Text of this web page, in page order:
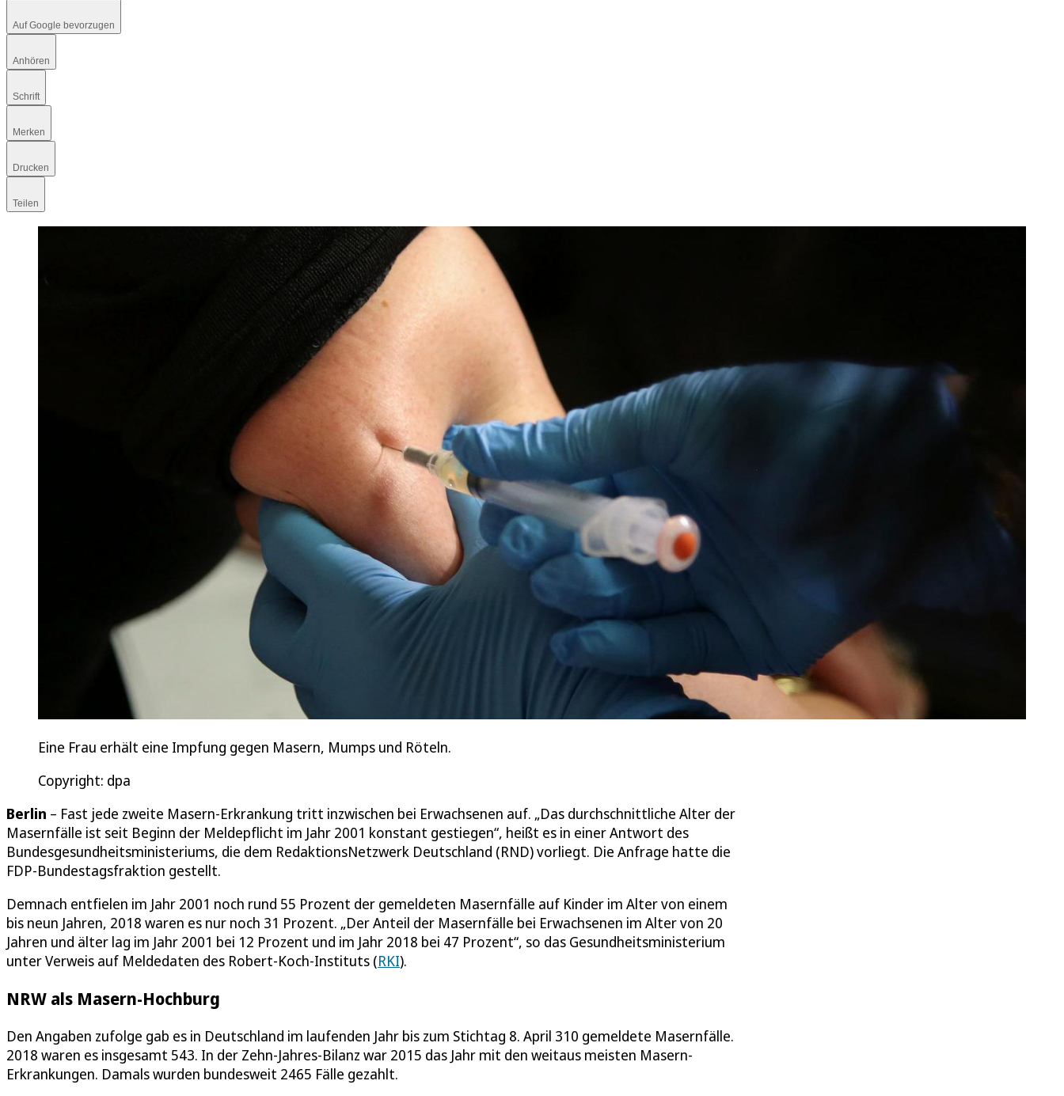
Auf Google bevorzugen
Anhören
Schrift
Merken
Drucken
Teilen
Eine Frau erhält eine Impfung gegen Masern, Mumps und Röteln.
Copyright: dpa
Berlin – Fast jede zweite Masern-Erkrankung tritt inzwischen bei Erwachsenen auf. „Das durchschnittliche Alter der
Masernfälle ist seit Beginn der Meldepflicht im Jahr 2001 konstant gestiegen“, heißt es in einer Antwort des
Bundesgesundheitsministeriums, die dem RedaktionsNetzwerk Deutschland (RND) vorliegt. Die Anfrage hatte die
FDP-Bundestagsfraktion gestellt.
Demnach entfielen im Jahr 2001 noch rund 55 Prozent der gemeldeten Masernfälle auf Kinder im Alter von einem
bis neun Jahren, 2018 waren es nur noch 31 Prozent. „Der Anteil der Masernfälle bei Erwachsenen im Alter von 20
Jahren und älter lag im Jahr 2001 bei 12 Prozent und im Jahr 2018 bei 47 Prozent“, so das Gesundheitsministerium
unter Verweis auf Meldedaten des Robert-Koch-Instituts (RKI).
NRW als Masern-Hochburg
Den Angaben zufolge gab es in Deutschland im laufenden Jahr bis zum Stichtag 8. April 310 gemeldete Masernfälle.
2018 waren es insgesamt 543. In der Zehn-Jahres-Bilanz war 2015 das Jahr mit den weitaus meisten Masern-
Erkrankungen. Damals wurden bundesweit 2465 Fälle gezahlt.